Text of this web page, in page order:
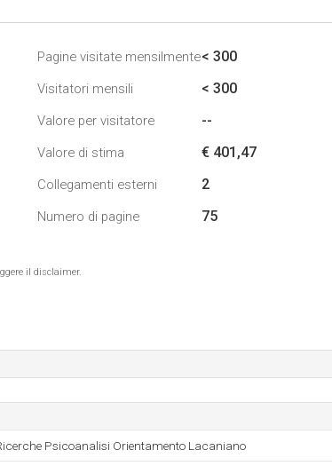
Pagine visitate mensilmente< 300
Visitatori mensili < 300
Valore per visitatore --
Valore di stima € 401,47
Collegamenti esterni 2
Numero di pagine 75
il disclaimer.
Psicoanalisi Orientamento Lacaniano